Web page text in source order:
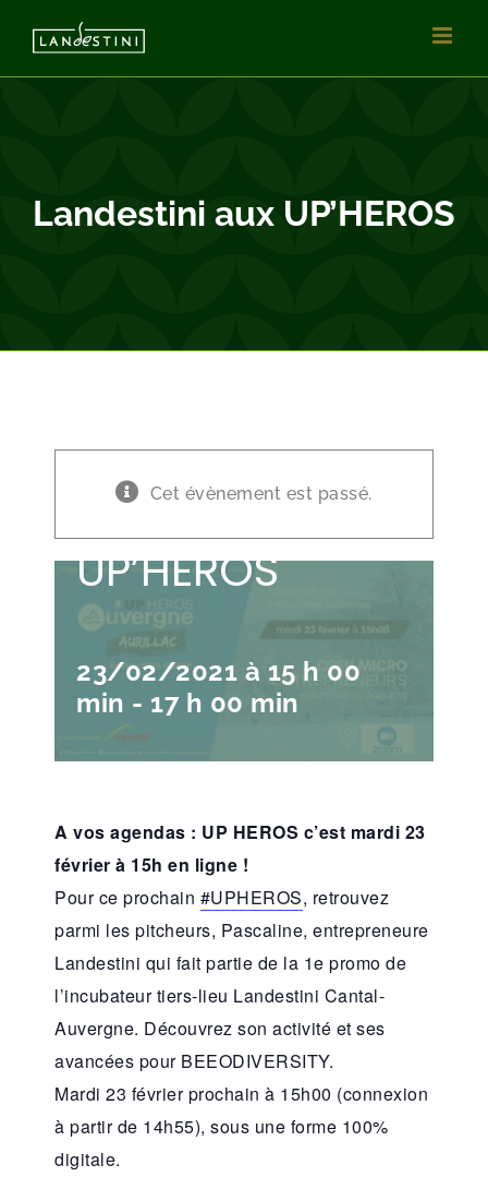
contenuto
Landestini aux UP’HEROS
Cet évènement est passé.
Landestini aux
UP’HEROS
23/02/2021 à 15 h 00
min - 17 h 00 min
A vos agendas : UP HEROS c’est mardi 23
février à 15h en ligne !
Pour ce prochain #UPHEROS, retrouvez
parmi les pitcheurs, Pascaline, entrepreneure
Landestini qui fait partie de la 1e promo de
l’incubateur tiers-lieu Landestini Cantal-
Auvergne. Découvrez son activité et ses
avancées pour BEEODIVERSITY.
Mardi 23 février prochain à 15h00 (connexion
à partir de 14h55), sous une forme 100%
digitale.